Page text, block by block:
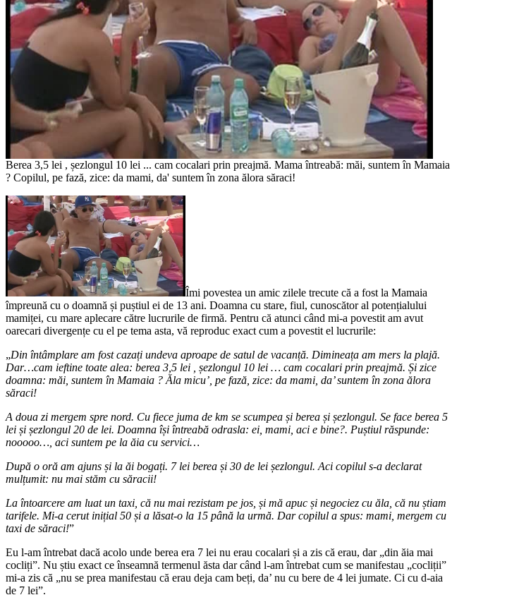
Berea 3,5 lei , șezlongul 10 lei ... cam cocalari prin preajmă. Mama întreabă: măi, suntem în Mamaia
? Copilul, pe fază, zice: da mami, da' suntem în zona ălora săraci!
Îmi povestea un amic zilele trecute că a fost la Mamaia
împreună cu o doamnă și puștiul ei de 13 ani. Doamna cu stare, fiul, cunoscător al potențialului
mamiței, cu mare aplecare către lucrurile de firmă. Pentru că atunci când mi-a povestit am avut
oarecari divergențe cu el pe tema asta, vă reproduc exact cum a povestit el lucrurile:
„Din întâmplare am fost cazați undeva aproape de satul de vacanță. Dimineața am mers la plajă.
Dar…cam ieftine toate alea: berea 3,5 lei , șezlongul 10 lei … cam cocalari prin preajmă. Și zice
doamna: măi, suntem în Mamaia ? Ăla micu’, pe fază, zice: da mami, da’ suntem în zona ălora
săraci!
A doua zi mergem spre nord. Cu fiece juma de km se scumpea și berea și șezlongul. Se face berea 5
lei și șezlongul 20 de lei. Doamna își întreabă odrasla: ei, mami, aci e bine?. Puștiul răspunde:
nooooo…, aci suntem pe la ăia cu servici…
După o oră am ajuns și la ăi bogați. 7 lei berea și 30 de lei șezlongul. Aci copilul s-a declarat
mulțumit: nu mai stăm cu săracii!
La întoarcere am luat un taxi, că nu mai rezistam pe jos, și mă apuc și negociez cu ăla, că nu știam
tarifele. Mi-a cerut inițial 50 și a lăsat-o la 15 până la urmă. Dar copilul a spus: mami, mergem cu
taxi de săraci!”
Eu l-am întrebat dacă acolo unde berea era 7 lei nu erau cocalari și a zis că erau, dar „din ăia mai
cocliți”. Nu știu exact ce înseamnă termenul ăsta dar când l-am întrebat cum se manifestau „cocliții”
mi-a zis că „nu se prea manifestau că erau deja cam beți, da’ nu cu bere de 4 lei jumate. Ci cu d-aia
de 7 lei”.